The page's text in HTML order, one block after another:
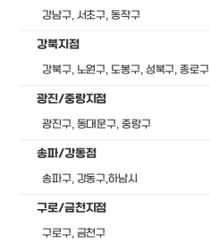
강남구, 서초구, 동작구
강북지점
강북구, 노원구, 도봉구, 성북구, 종로구
광진/중랑지점
광진구, 동대문구, 중랑구
송파/강동점
송파구, 강동구,하남시
구로/금천지점
구로구, 금천구